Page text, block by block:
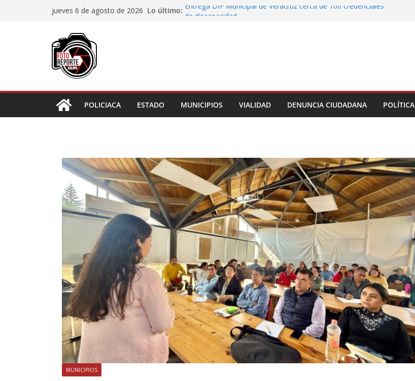
jueves 6 de agosto de 2026 Lo último: Entrega DIF Municipal de Veracruz cerca de 100 credenciales
representar riesgos; no es tala ilegal
POLICIACA
ESTADO MUNICIPIOS VIALIDAD DENUNCIA CIUDADANA POLÍTICA
MUNICIPIOS